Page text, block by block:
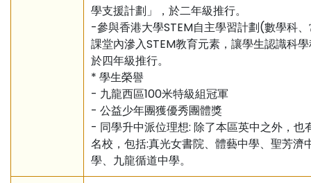
學支援計劃」，於二年級推行。
-參與香港大學STEM自主學習計劃(數學科
課堂內滲入STEM教育元素，讓學生認識科
於四年級推行。
* 學生榮譽
- 九龍西區100米特級組冠軍
- 公益少年團獲優秀團體獎
- 同學升中派位理想: 除了本區英中之外，也
名校，包括:真光女書院、體藝中學、聖芳濟
學、九龍循道中學。